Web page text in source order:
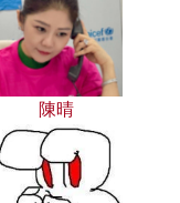
陳晴